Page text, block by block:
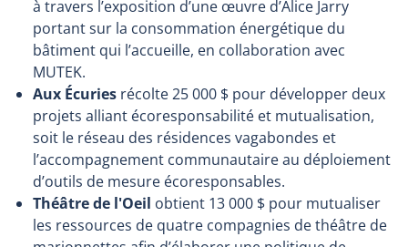
à travers l’exposition d’une œuvre d’Alice Jarry
portant sur la consommation énergétique du
bâtiment qui l’accueille, en collaboration avec
MUTEK.
Aux Écuries récolte25 000 $ pour développer deux
projets alliant écoresponsabilité et mutualisation,
soit le réseau des résidences vagabondes et
l’accompagnement communautaire au déploiement
d’outils de mesure écoresponsables.
Théâtre de l'Oeil obtient 13 000 $ pour mutualiser
les ressources de quatre compagnies de théâtre de